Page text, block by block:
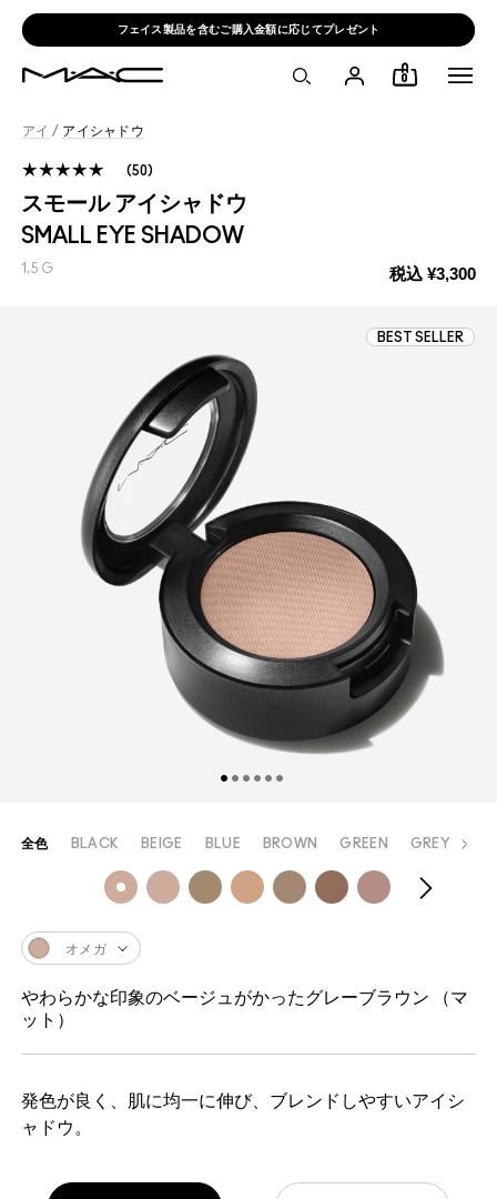
フェイス製品を含むご購入金額に応じてプレゼント
0
アイ / アイシャドウ
スモール アイシャドウ
SMALL EYE SHADOW
税込 ¥3,300
1.5 G
50
BEST SELLER
発色が良く、肌に均一に伸び、ブレンドしやすいアイシ
ャドウ。
全色 BLACK BEIGE BLUE BROWN GREEN GREY
オメガ
やわらかな印象のベージュがかったグレーブラウン （マ
ット）